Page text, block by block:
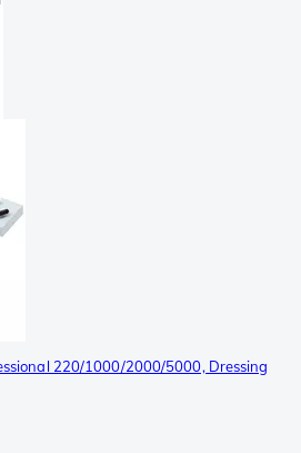
220/1000/2000/5000, Dressing